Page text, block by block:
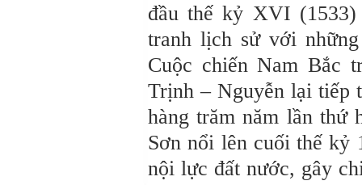
đầu thế kỷ XVI
tranh lịch sử với
Cuộc chiến Nam Bắc
Trịnh – Nguyễn lại tiếp
hàng trăm năm lần thứ
Sơn nổi lên cuối thế kỷ
nội lực đất nước, gây